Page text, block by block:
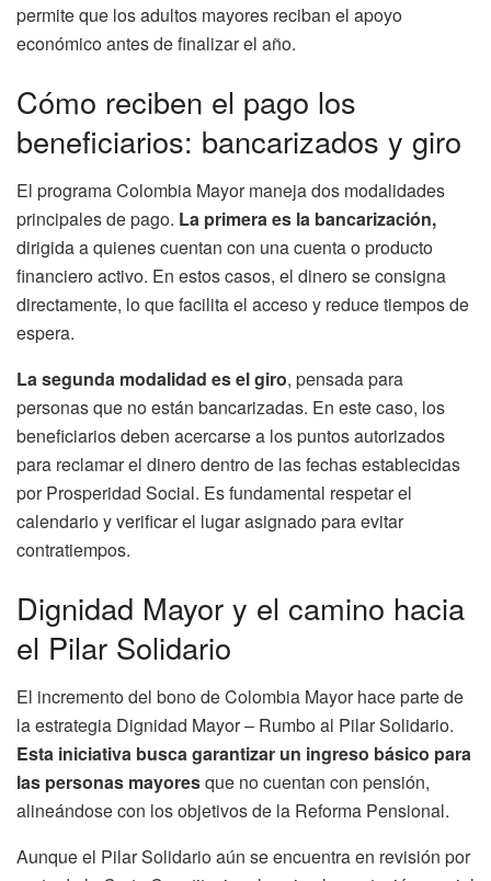
permite que los adultos mayores reciban el apoyo
económico antes de finalizar el año.
Cómo reciben el pago los
beneficiarios: bancarizados y giro
El programa Colombia Mayor maneja dos modalidades
principales de pago. La primera es la bancarización,
dirigida a quienes cuentan con una cuenta o producto
financiero activo. En estos casos, el dinero se consigna
directamente, lo que facilita el acceso y reduce tiempos de
espera.
La segunda modalidad es el giro, pensada para
personas que no están bancarizadas. En este caso, los
beneficiarios deben acercarse a los puntos autorizados
para reclamar el dinero dentro de las fechas establecidas
por Prosperidad Social. Es fundamental respetar el
calendario y verificar el lugar asignado para evitar
contratiempos.
Dignidad Mayor y el camino hacia
el Pilar Solidario
El incremento del bono de Colombia Mayor hace parte de
la estrategia Dignidad Mayor – Rumbo al Pilar Solidario.
Esta iniciativa busca garantizar un ingreso básico para
las personas mayoresque no cuentan con pensión,
alineándose con los objetivos de la Reforma Pensional.
Aunque el Pilar Solidario aún se encuentra en revisión por